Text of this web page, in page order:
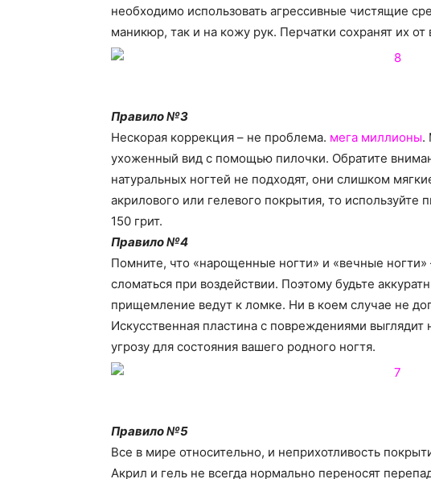
необходимо использовать агрессивные чистящие
маникюр, так и на кожу рук. Перчатки сохранят их от
Правило №3
Нескорая коррекция – не проблема. мега миллионы.
ухоженный вид с помощью пилочки. Обратите
натуральных ногтей не подходят, они слишком
акрилового или гелевого покрытия, то используйте
150 грит.
Правило №4
Помните, что «нарощенные ногти» и «вечные
сломаться при воздействии. Поэтому будьте
прищемление ведут к ломке. Ни в коем случае не
Искусственная пластина с повреждениями
угрозу для состояния вашего родного ногтя.
Правило №5
Все в мире относительно, и неприхотливость
Акрил и гель не всегда нормально переносят